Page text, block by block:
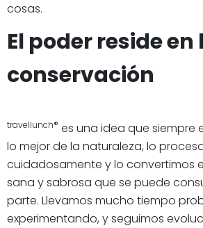
cosas.
El poder reside en
conservación
travellunch® es una idea que siempre
lo mejor de la naturaleza, lo
cuidadosamente y lo convertimos
sana y sabrosa que se puede
parte. Llevamos mucho tiempo
experimentando, y seguimos